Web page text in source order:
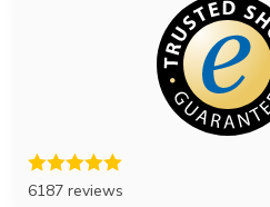
6187 reviews